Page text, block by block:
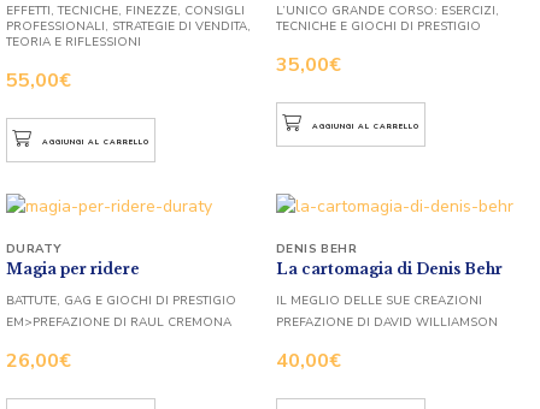
55,00€
EFFETTI, TECNICHE, FINEZZE, CONSIGLI
PROFESSIONALI, STRATEGIE DI VENDITA,
TEORIA E RIFLESSIONI
AGGIUNGI AL CARRELLO
35,00€
L’UNICO GRANDE CORSO: ESERCIZI,
TECNICHE E GIOCHI DI PRESTIGIO
AGGIUNGI AL CARRELLO
Magia per ridere
26,00€
DURATY
BATTUTE, GAG E GIOCHI DI PRESTIGIO
EM>PREFAZIONE DI RAUL CREMONA
La cartomagia di Denis Behr
40,00€
DENIS BEHR
IL MEGLIO DELLE SUE CREAZIONI
PREFAZIONE DI DAVID WILLIAMSON